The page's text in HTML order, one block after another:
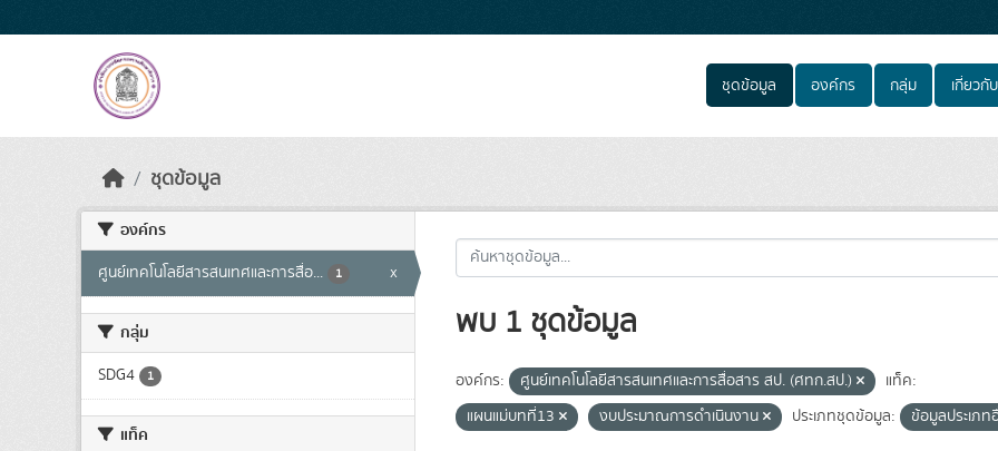
ชุดข้อมูล องค์กร กลุ่ม เกี่ยวกับ
ชุดข้อมูล
องค์กร
ศูนย์เทคโนโลยีสารสนเทศและการสื่อ... 1 x
กลุ่ม
SDG4 1
แท็ค
พบ 1 ชุดข้อมูล
องค์กร: ศูนย์เทคโนโลยีสารสนเทศและการสื่อสาร สป. (ศทก.สป.)
แท็ค:
แผนแม่บทที่13
งบประมาณการดำเนินงาน ประเภทชุดข้อมูล: ข้อมูลประเภ